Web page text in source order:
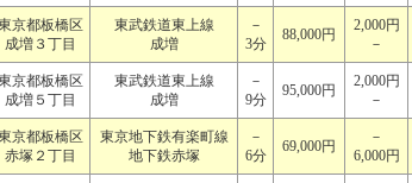
京都板橋区
成増３丁目
東武鉄道東上線
成増
－
3分
88,000円
2,000円
－
京都板橋区
成増５丁目
東武鉄道東上線
成増
－
9分
95,000円
2,000円
－
京都板橋区
赤塚２丁目
東京地下鉄有楽町線
地下鉄赤塚
－
6分
69,000円
－
6,000円